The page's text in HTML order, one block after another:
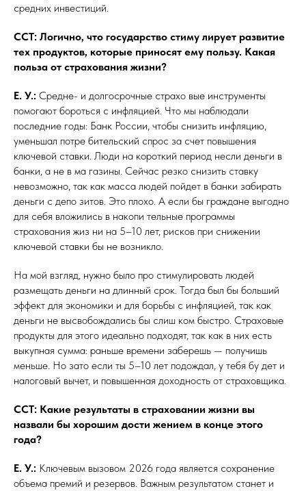
средних инвестиций.
ССТ: Логично, что государство стиму лирует развитие
тех продуктов, которые приносят ему пользу. Какая
польза от страхования жизни?
Е. У.: Средне- и долгосрочные страхо вые инструменты
помогают бороться с инфляцией. Что мы наблюдали
последние годы: Банк России, чтобы снизить инфляцию,
уменьшал потре бительский спрос за счет повышения
ключевой ставки. Люди на короткий период несли деньги в
банки, а не в ма газины. Сейчас резко снизить ставку
невозможно, так как масса людей пойдет в банки забирать
деньги с депо зитов. Это плохо. А если бы граждане выгодно
для себя вложились в накопи тельные программы
страхования жиз ни на 5–10 лет, рисков при снижении
ключевой ставки бы не возникло.
На мой взгляд, нужно было про стимулировать людей
размещать деньги на длинный срок. Тогда был бы больший
эффект для экономики и для борьбы с инфляцией, так как
деньги не высвобождались бы слиш ком быстро. Страховые
продукты для этого идеально подходят, так как в них есть
выкупная сумма: раньше времени заберешь — получишь
меньше. Но зато если ты 5–10 лет подождал, у тебя бу дет и
налоговый вычет, и повышенная доходность от страховщика.
ССТ: Какие результаты в страховании жизни вы
назвали бы хорошим дости жением в конце этого
года?
Е. У.: Ключевым вызовом 2026 года является сохранение
объема премий и резервов. Важным результатом станет и